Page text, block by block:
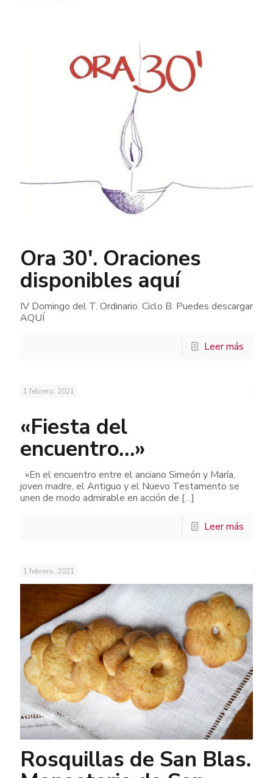
Ora 30′. Oraciones
disponibles aquí
IV Domingo del T. Ordinario. Ciclo B. Puedes descargar
AQUÍ
Leer más
1 febrero, 2021
«Fiesta del
encuentro…»
«En el encuentro entre el anciano Simeón y María,
joven madre, el Antiguo y el Nuevo Testamento se
unen de modo admirable en acción de […]
Leer más
1 febrero, 2021
Rosquillas de San Blas.